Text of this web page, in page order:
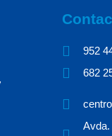
952
682
Avda.